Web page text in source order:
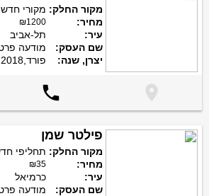
מקור החלק: מקורי חדש
מחיר:
₪1200
עיר:
תל-אביב
שם העסק:
מודעה
יצרן, שנה:
פורד,2018


פילטר שמן
מקור החלק: תחליפי
מחיר:
₪35
עיר:
כרמיאל
שם העסק:
מודעה